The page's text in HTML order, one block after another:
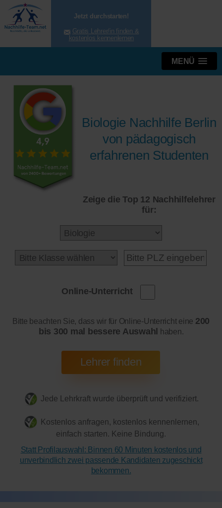
Jetzt durchstarten!
Gratis Lehrer/in finden &
kostenlos kennenlernen
MENÜ
Biologie Nachhilfe Berlin
von pädagogisch
erfahrenen Studenten
Zeige die Top 12 Nachhilfelehrer
für:
Online-Unterricht
Bitte beachten Sie, dass wir für Online-Unterricht eine 200
bis 300 mal bessere Auswahl haben.
Jede Lehrkraft wurde überprüft und verifiziert.
Kostenlos anfragen, kostenlos kennenlernen,
einfach starten. Keine Bindung.
Statt Profilauswahl: Binnen 60 Minuten kostenlos und
unverbindlich zwei passende Kandidaten zugeschickt
bekommen.